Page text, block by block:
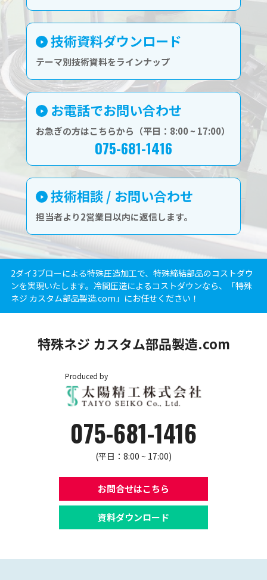
技術資料ダウンロード
テーマ別技術資料をラインナップ
お電話でお問い合わせ
お急ぎの方はこちらから（平日：8:00 ~ 17:00）
075-681-1416
技術相談 / お問い合わせ
担当者より2営業日以内に返信します。
2ダイ3ブローによる特殊圧造加工で、特殊締結部品のコストダウ
ンを実現いたします。冷間圧造によるコストダウンなら、「特殊
ネジ カスタム部品製造.com」にお任せください！
特殊ネジ カスタム部品製造.com
Produced by
075-681-1416
(平日：8:00 ~ 17:00)
お問合せはこちら
資料ダウンロード